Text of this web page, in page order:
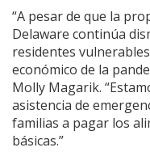
“A pesar de que la
Delaware continúa
residentes
económico de la
Molly Magarik.
asistencia de
familias a pagar los
básicas.”